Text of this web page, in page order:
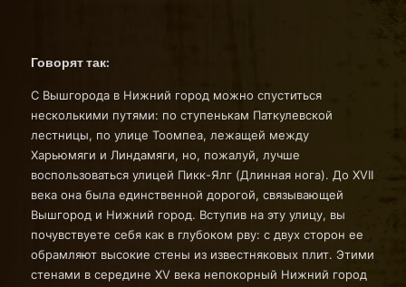
Говорят так:
С Вышгорода в Нижний город можно спуститься
несколькими путями: по ступенькам Паткулевской
лестницы, по улице Тоомпеа, лежащей между
Харьюмяги и Линдамяги, но, пожалуй, лучше
воспользоваться улицей Пикк-Ялг (Длинная нога). До XVII
века она была единственной дорогой, связывающей
Вышгород и Нижний город. Вступив на эту улицу, вы
почувствуете себя как в глубоком рву: с двух сторон ее
обрамляют высокие стены из известняковых плит. Этими
стенами в середине XV века непокорный Нижний город